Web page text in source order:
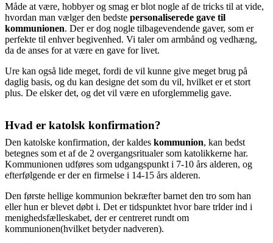
Måde at være, hobbyer og smag er blot nogle af de tricks til at vide,
hvordan man vælger den bedste personaliserede gave til
kommunionen. Der er dog nogle tilbagevendende gaver, som er
perfekte til enhver begivenhed. Vi taler om armbånd og vedhæng,
da de anses for at være en gave for livet.
Ure kan også lide meget, fordi de vil kunne give meget brug på
daglig basis, og du kan designe det som du vil, hvilket er et stort
plus. De elsker det, og det vil være en uforglemmelig gave.
Hvad er katolsk konfirmation?
Den katolske konfirmation, der kaldes kommunion, kan bedst
betegnes som et af de 2 overgangsritualer som katolikkerne har.
Kommunionen udføres som udgangspunkt i 7-10 års alderen, og
efterfølgende er der en firmelse i 14-15 års alderen.
Den første hellige kommunion bekræfter barnet den tro som han
eller hun er blevet døbt i. Det er tidspunktet hvor bare trlder ind i
menighedsfælleskabet, der er centreret rundt om
kommunionen(hvilket betyder nadveren).